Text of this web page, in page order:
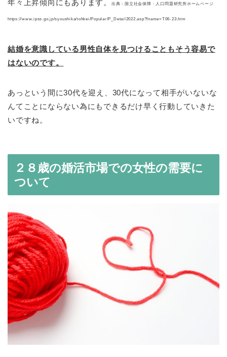
年々上昇傾向にもあります。 出典：国立社会保障・人口問題研究所ホームページ
https://www.ipss.go.jp/syoushika/tohkei/Popular/P_Detail2022.asp?fname=T06-23.htm
結婚を意識している男性自体を見つけることもそう容易で
はないのです。
あっという間に30代を迎え、30代になって相手がいないな
んてことにならない為にもできるだけ早く行動していきた
いですね。
２８歳の婚活市場での女性の需要に
ついて